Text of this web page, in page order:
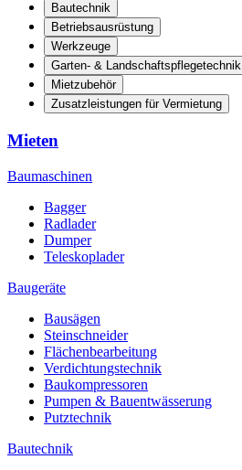
Bautechnik
Betriebsausrüstung
Werkzeuge
Garten- & Landschaftspflegetechnik
Mietzubehör
Zusatzleistungen für Vermietung
Mieten
Baumaschinen
Bagger
Radlader
Dumper
Teleskoplader
Baugeräte
Bausägen
Steinschneider
Flächenbearbeitung
Verdichtungstechnik
Baukompressoren
Pumpen & Bauentwässerung
Putztechnik
Bautechnik